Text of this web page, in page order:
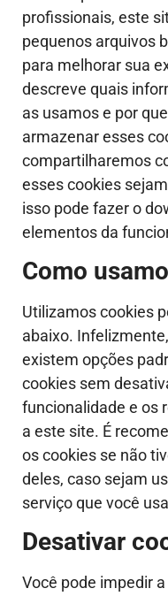
profissionais, este
pequenos arquivos
para melhorar sua
descreve quais
as usamos e por
armazenar esses
compartilharemos
esses cookies
isso pode fazer o
elementos da
Como
Utilizamos cookies
abaixo.
existem opções
cookies sem
funcionalidade e os
a este site. É
os cookies se não
deles, caso sejam
serviço que você
Desativar
Você pode impedir